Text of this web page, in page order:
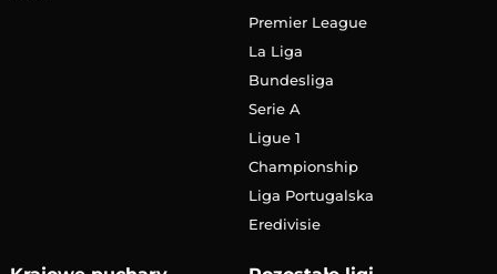
Premier League
La Liga
Bundesliga
Serie A
Ligue 1
Championship
Liga Portugalska
Eredivisie